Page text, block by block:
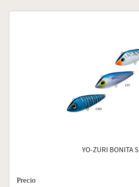
YO-ZURI BONITA S
Precio